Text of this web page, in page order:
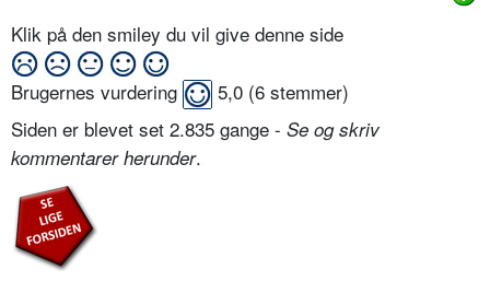
Klik på den smiley du vil give denne side
Brugernes vurdering 5,0 (6 stemmer)
Siden er blevet set 2.835 gange - Se og skriv
kommentarer herunder.